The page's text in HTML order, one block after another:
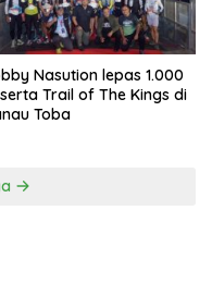
Nasution lepas 1.000
Trail of The Kings di
Toba